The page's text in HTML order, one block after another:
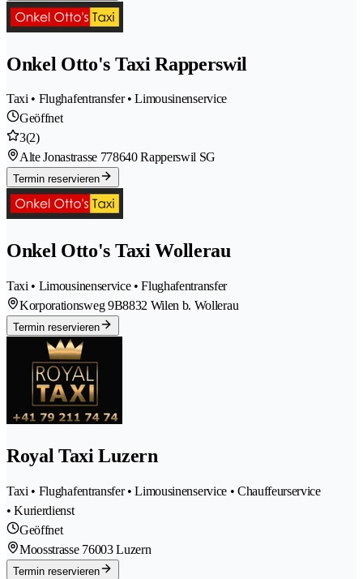
Onkel Otto's Taxi Rapperswil
Taxi • Flughafentransfer • Limousinenservice
Geöffnet
3(2)
Alte Jonastrasse 778640 Rapperswil SG
Termin reservieren
Onkel Otto's Taxi Wollerau
Taxi • Limousinenservice • Flughafentransfer
Korporationsweg 9B8832 Wilen b. Wollerau
Termin reservieren
Royal Taxi Luzern
Taxi • Flughafentransfer • Limousinenservice • Chauffeurservice
• Kurierdienst
Geöffnet
Moosstrasse 76003 Luzern
Termin reservieren